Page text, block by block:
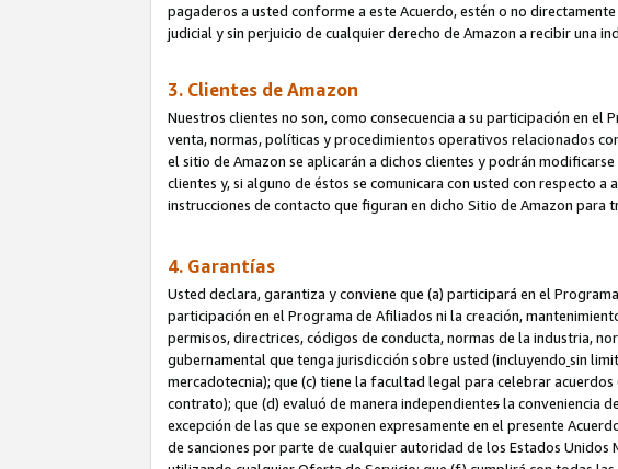
pagaderos a usted conforme a este Acuerdo, estén o no
judicial y sin perjuicio de cualquier derecho de Amazon a recibir una
3. Clientes de Amazon
Nuestros clientes no son, como consecuencia a su participación en
venta, normas, políticas y procedimientos operativos relacionados
el sitio de Amazon se aplicarán a dichos clientes y podrán
clientes y, si alguno de éstos se comunicara con usted con respecto
instrucciones de contacto que figuran en dicho Sitio de Amazon para
4. Garantías
Usted declara, garantiza y conviene que (a) participará en el
participación en el Programa de Afiliados ni la creación,
permisos, directrices, códigos de conducta, normas de la industria,
gubernamental que tenga jurisdicción sobre usted (incluyendo sin
mercadotecnia); que (c) tiene la facultad legal para celebrar
contrato); que (d) evaluó de manera independientesla conveniencia
excepción de las que se exponen expresamente en el presente
de sanciones por parte de cualquier autoridad de los Estados Unidos